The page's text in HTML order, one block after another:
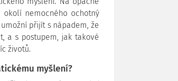
nemocného ochotný
přijít s nápadem, že
a s postupem, jak takové
životů.
myšlení?